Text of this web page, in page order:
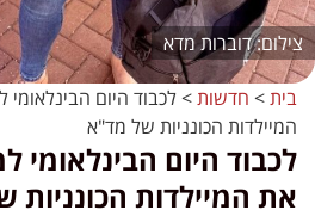
דוברות מדא
בית> חדשות>לכבוד היום הבינלאומי
המיילדות הכונניות של מד"א
לכבוד היום הבינלאומי
את המיילדות